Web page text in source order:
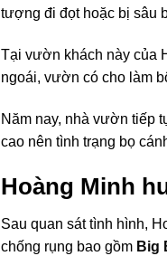
tượng đi đọt hoặc bị sâu
Tại vườn khách này của
ngoái, vườn có cho làm
Năm nay, nhà vườn tiếp
cao nên tình trạng bọ
Hoàng Minh
Sau quan sát tình hình,
chống rụng bao gồm Big